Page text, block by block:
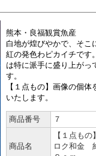
熊本・良福観賞魚産
白地が煌びやかで、そこ
紅の発色わピカイチです
は特に派手に盛り上がっ
す。
【１点もの】画像の個体
いたします。
商品番号 ７
商品名
【１点もの
ロク和金